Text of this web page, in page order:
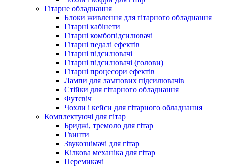
Гітарне обладнання
Блоки живлення для гітарного обладнання
Гітарні кабінети
Гітарні комбопідсилювачі
Гітарні педалі ефектів
Гітарні підсилювачі
Гітарні підсилювачі (голови)
Гітарні процесори ефектів
Лампи для лампових підсилювачів
Стійки для гітарного обладнання
Футсвіч
Чохли і кейси для гітарного обладнання
Комплектуючі для гітар
Бриджі, тремоло для гітар
Гвинти
Звукознімачі для гітар
Кілкова механіка для гітар
Перемикачі